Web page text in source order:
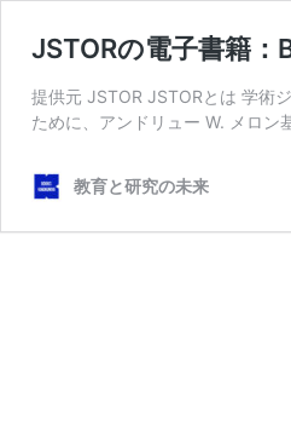
JSTORの電子書籍：
提供元 JSTOR JSTORとは 学術
ために、アンドリュー W. メロ
教育と研究の未来